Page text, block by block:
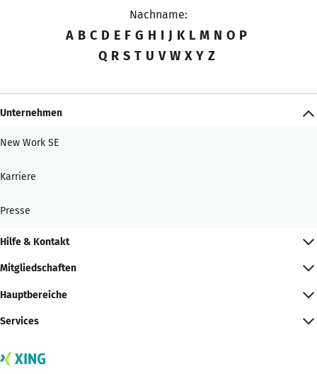
Nachname:
A B C D E F G H I J K L M N O P
Q R S T U V W X Y Z
Unternehmen
New Work SE
Karriere
Presse
Hilfe & Kontakt
Mitgliedschaften
Hauptbereiche
Services